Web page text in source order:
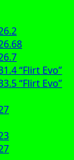
“Flirt Evo”
“Flirt Evo”